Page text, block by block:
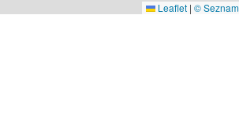
Leaflet | ©